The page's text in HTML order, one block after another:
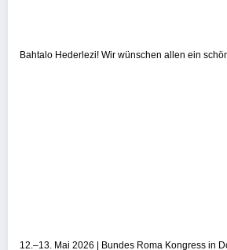
Bahtalo Hederlezi! Wir wünschen allen ein
12.–13. Mai 2026 | Bundes Roma Kongress in